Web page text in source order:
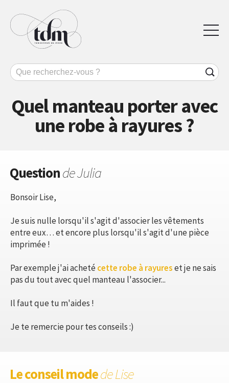
Quel manteau porter avec
une robe à rayures ?
Questionde Julia
Bonsoir Lise,
Je suis nulle lorsqu'il s'agit d'associer les vêtements
entre eux… et encore plus lorsqu'il s'agit d'une pièce
imprimée !
Par exemple j'ai acheté cette robe à rayureset je ne sais
pas du tout avec quel manteau l'associer...
Il faut que tu m'aides !
Je te remercie pour tes conseils :)
Le conseil modede Lise